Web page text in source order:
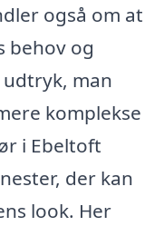
også om at
behov og
udtryk, man
komplekse
i Ebeltoft
der kan
look. Her